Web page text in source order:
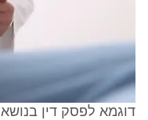
דוגמא לפסק דין בנושא 5%